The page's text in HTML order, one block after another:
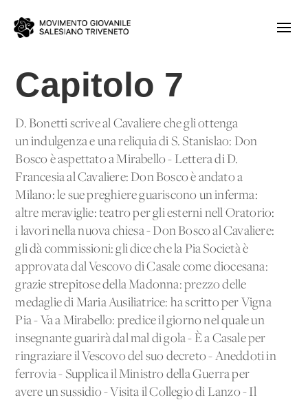
Capitolo 7
D. Bonetti scrive al Cavaliere che gli ottenga
un'indulgenza e una reliquia di S. Stanislao: Don
Bosco è aspettato a Mirabello - Lettera di D.
Francesia al Cavaliere: Don Bosco è andato a
Milano: le sue preghiere guariscono un'inferma:
altre meraviglie: teatro per gli esterni nell'Oratorio:
i lavori nella nuova chiesa - Don Bosco al Cavaliere:
gli dà commissioni: gli dice che la Pia Società è
approvata dal Vescovo di Casale come diocesana:
grazie strepitose della Madonna: prezzo delle
medaglie di Maria Ausiliatrice: ha scritto per Vigna
Pia - Va a Mirabello: predice il giorno nel quale un
insegnante guarirà dal mal di gola - È a Casale per
ringraziare il Vescovo del suo decreto - Aneddoti in
ferrovia - Supplica il Ministro della Guerra per
avere un sussidio - Visita il Collegio di Lanzo - Il